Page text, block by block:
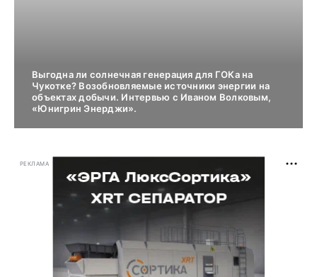
Выгодна ли солнечная генерация для ГОКа на
Чукотке? Возобновляемые источники энергии на
объектах добычи. Интервью с Иваном Волковым,
«Юнигрин Энерджи».
РЕКЛАМА